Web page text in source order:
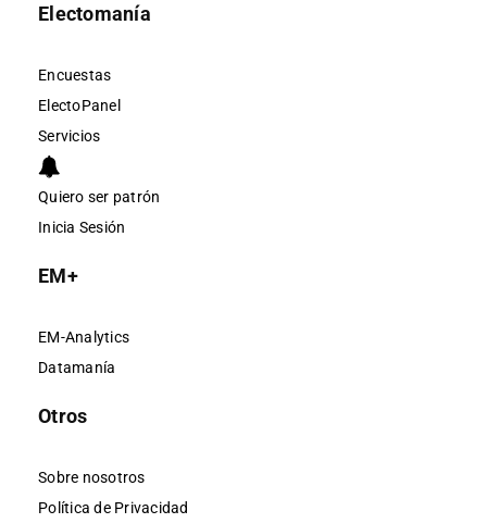
Electomanía
Encuestas
ElectoPanel
Servicios
Quiero ser patrón
Inicia Sesión
EM+
EM-Analytics
Datamanía
Otros
Sobre nosotros
Política de Privacidad